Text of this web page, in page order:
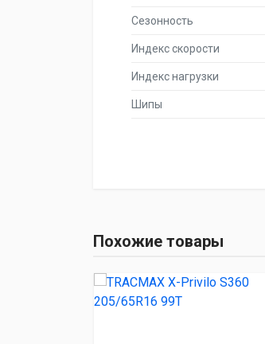
Сезонность
Индекс скорости
Индекс нагрузки
Шипы
Похожие товары